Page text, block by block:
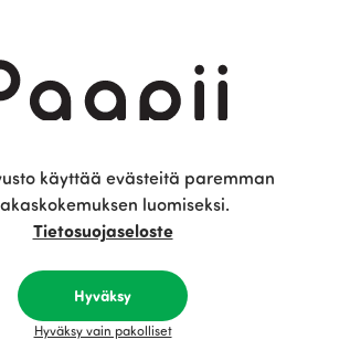
Olemme aidosti
kotimainen
vain GOTS- ja
luomupuuvillaa ja
kaikki vaatteet
kertoo Avainlippu-
käyttää evästeitä paremman
luomiseksi.
Tietosuojaseloste
Hyväksy
Hyväksy vain pakolliset